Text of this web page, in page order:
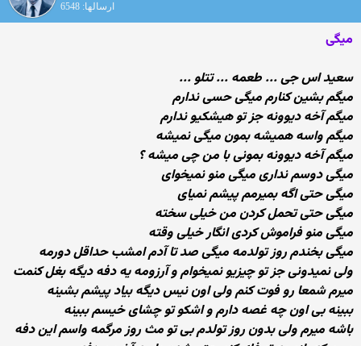
ارسالها: 6548
میگی
سعید اس جی ... طعمه ... تتلو ...
میگم بشین كنارم میگی حسی ندارم
میگم آخه دیوونه جز تو هیشكیو ندارم
میگم واسه همیشه بمون میگی نمیشه
میگم آخه دیوونه بمونی با من چی میشه ؟
میگی دوسم نداری میگی منو نمیخوای
میگی حتی اگه بمیرمم پیشم نمیای
میگی حتی تحمل كردن من خیلی سخته
میگی منو فراموش كردی انگار خیلی وقته
میگی بخندم روز تولدمه میگی صد تا آدم امشب حداقل دورمه
ولی نمیدونی جز تو چیزیو نمیخوام و آرزومه یه دفه دیگه بغل كنمت
میرم شمعا رو فوت كنم ولی اون نیس دیگه بیاد پیشم بشینه
ببینه بی اون چه غصه دارم و اشكو تو چشای خیسم ببینه
باشه میرم ولی بدون روز تولدم بی تو مث روز مرگمه واسم این دفه